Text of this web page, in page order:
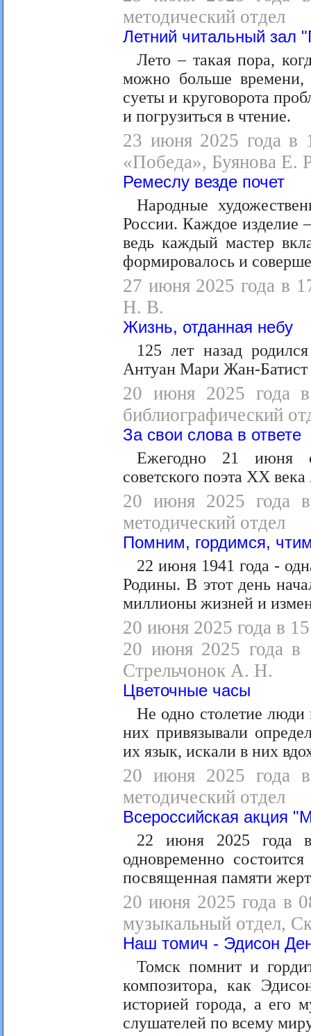
методический отдел
Летний читальный зал
Лето – такая пора,
можно больше времени,
суеты и круговорота
и погрузиться в чтение.
23 июня 2025 года в
«Победа», Буянова Е.
Ремеслу везде почет
Народные
России. Каждое изделие
ведь каждый мастер
формировалось и
27 июня 2025 года в
Н. В.
Жизнь, отданная небу
125 лет назад
Антуан Мари Жан-
20 июня 2025 года в
библиографический
За свои слова в ответе
Ежегодно 21 июня
советского поэта ХХ
20 июня 2025 года в
методический отдел
Помним, гордимся,
22 июня 1941 года -
Родины. В этот день
миллионы жизней и
20 июня 2025 года в
20 июня 2025 года в
Стрельчонок А. Н.
Цветочные часы
Не одно столетие
них привязывали
их язык, искали в них
20 июня 2025 года в
методический отдел
Всероссийская акция
22 июня 2025 года
одновременно
посвященная памяти
20 июня 2025 года в
музыкальный отдел,
Наш томич - Эдисон
Томск помнит и
композитора, как
историей города, а его
слушателей по всему